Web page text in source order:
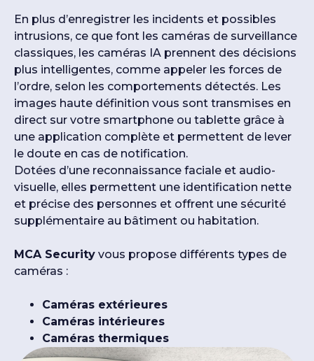
En plus d’enregistrer les incidents et possibles
intrusions, ce que font les caméras de surveillance
classiques, les caméras IA prennent des décisions
plus intelligentes, comme appeler les forces de
l’ordre, selon les comportements détectés. Les
images haute définition vous sont transmises en
direct sur votre smartphone ou tablette grâce à
une application complète et permettent de lever
le doute en cas de notification.
Dotées d’une reconnaissance faciale et audio-
visuelle, elles permettent une identification nette
et précise des personnes et offrent une sécurité
supplémentaire au bâtiment ou habitation.
MCA Security vous propose différents types de
caméras :
Caméras extérieures
Caméras intérieures
Caméras thermiques